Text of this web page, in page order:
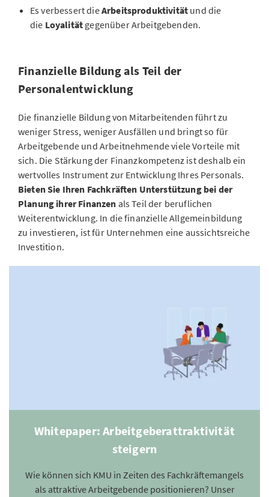
Es verbessert dieArbeitsproduktivität und die
die Loyalität gegenüber Arbeitgebenden.
Finanzielle Bildung als Teil der
Personalentwicklung
Die finanzielle Bildung von Mitarbeitenden führt zu
weniger Stress, weniger Ausfällen und bringt so für
Arbeitgebende und Arbeitnehmende viele Vorteile mit
sich. Die Stärkung der Finanzkompetenz ist deshalb ein
wertvolles Instrument zur Entwicklung Ihres Personals.
Bieten Sie Ihren Fachkräften Unterstützung bei der
Planung ihrer Finanzen als Teil der beruflichen
Weiterentwicklung. In die finanzielle Allgemeinbildung
zu investieren, ist für Unternehmen eine aussichtsreiche
Investition.
Whitepaper: Arbeitgeberattraktivität
steigern
Wie können sich KMU in Zeiten des Fachkräftemangels
als attraktive Arbeitgebende positionieren? Unser